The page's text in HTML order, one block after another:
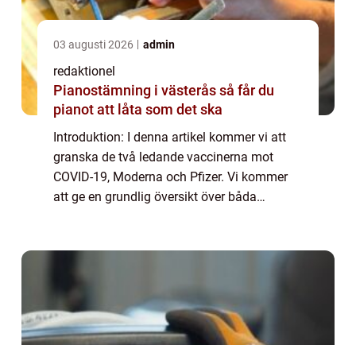
03 augusti 2026 admin
redaktionel
Pianostämning i västerås så får du
pianot att låta som det ska
Introduktion: I denna artikel kommer vi att
granska de två ledande vaccinerna mot
COVID-19, Moderna och Pfizer. Vi kommer
att ge en grundlig översikt över båda